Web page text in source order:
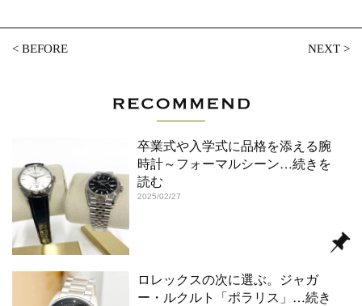
<BEFORE NEXT>
卒業式や入学式に品格を添える腕
時計～フォーマルシーン…続きを
読む
2025/02/27
ロレックスの次に選ぶ。ジャガ
ー・ルクルト「ポラリス」
…続き